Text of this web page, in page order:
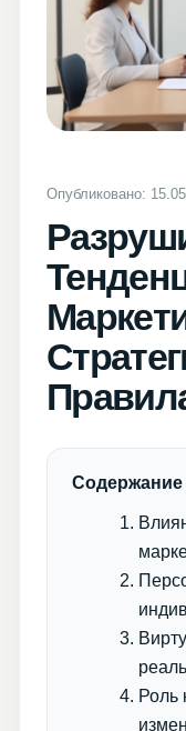
Опубликовано:
Содержание
Роль